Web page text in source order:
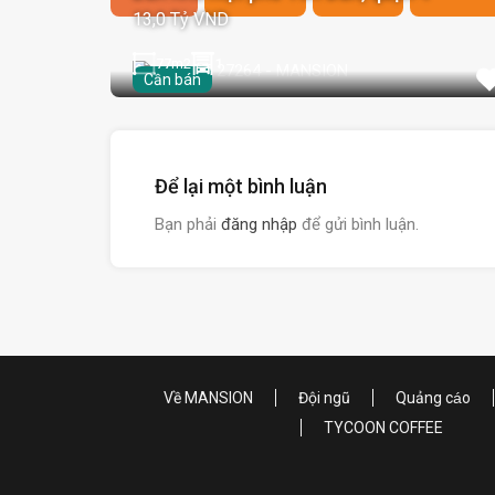
Cần bán
13,0 Tỷ VND
77m2
Để lại một bình luận
Bạn phải đăng nhập để gửi bình luận.
Về MANSION Đội ngũ Quảng cáo
TYCOON COFFEE